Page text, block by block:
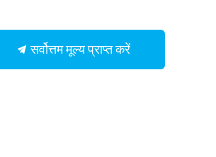
सर्वोत्तम मूल्य प्राप्त करें